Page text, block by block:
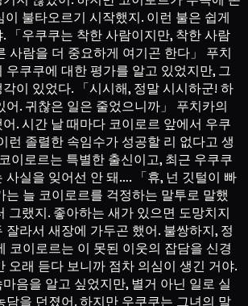
이 불타오르기 시작했지. 이런 불은 쉽게
「우쿠쿠는 착한 사람이지만, 착한 사람
사람을 더 중요하게 여기곤 한다」 푸치
우쿠쿠에 대한 평가를 알고 있었지만, 그
이 있었다. 「시시해, 정말 시시하군! 하
어. 귀찮은 일은 줄었으니까」 푸치카의
. 시간 날 때마다 코이로르 앞에서 우쿠
런 졸렬한 속임수가 성공할 리 없다고 생
이로르는 특별한 출신이고, 최근 우쿠쿠
사실을 잊어선 안 돼…. 「휴, 넌 깃털이 빠
는 늘 코이로르를 걱정하는 말투로 말했
그랬지. 좋아하는 새가 있으면 도망치지
잘라서 새장에 가두곤 했어. 불쌍하지, 정
코이로르는 이 못된 이웃의 잡담을 신경
오래 듣다 보니까 점차 의심이 생긴 거야.
음을 알고 싶었지만, 별거 아닌 일로 실
담을 던졌어. 하지만 우쿠쿠는 그녀의 말